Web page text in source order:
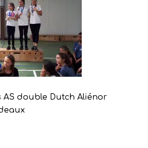
AS double Dutch Aliénor